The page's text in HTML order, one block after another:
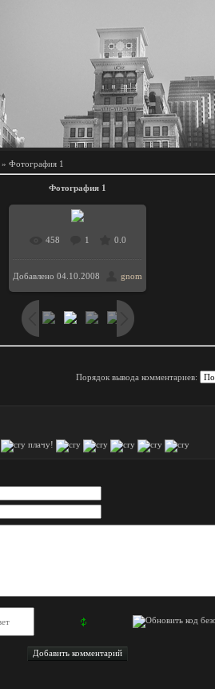
» Фотография 1
Фотография 1
458 1 0.0
Добавлено 04.10.2008 gnom
Порядок вывода комментариев:
плачу!